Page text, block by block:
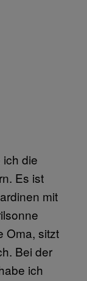
die
Es ist
mit
Oma, sitzt
Bei der
ich